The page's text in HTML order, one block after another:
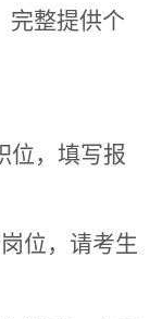
完整提供个
位，填写报
位，请考生